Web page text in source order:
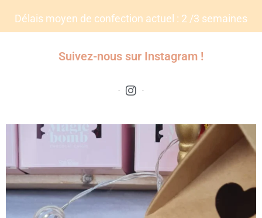
Délais moyen de confection actuel : 2 /3 semaines
Suivez-nous sur Instagram !